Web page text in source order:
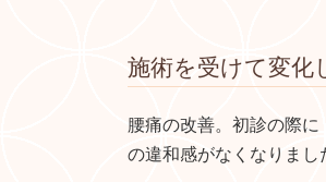
施術を受けて変化
腰痛の改善。初診の際
の違和感がなくなりまし